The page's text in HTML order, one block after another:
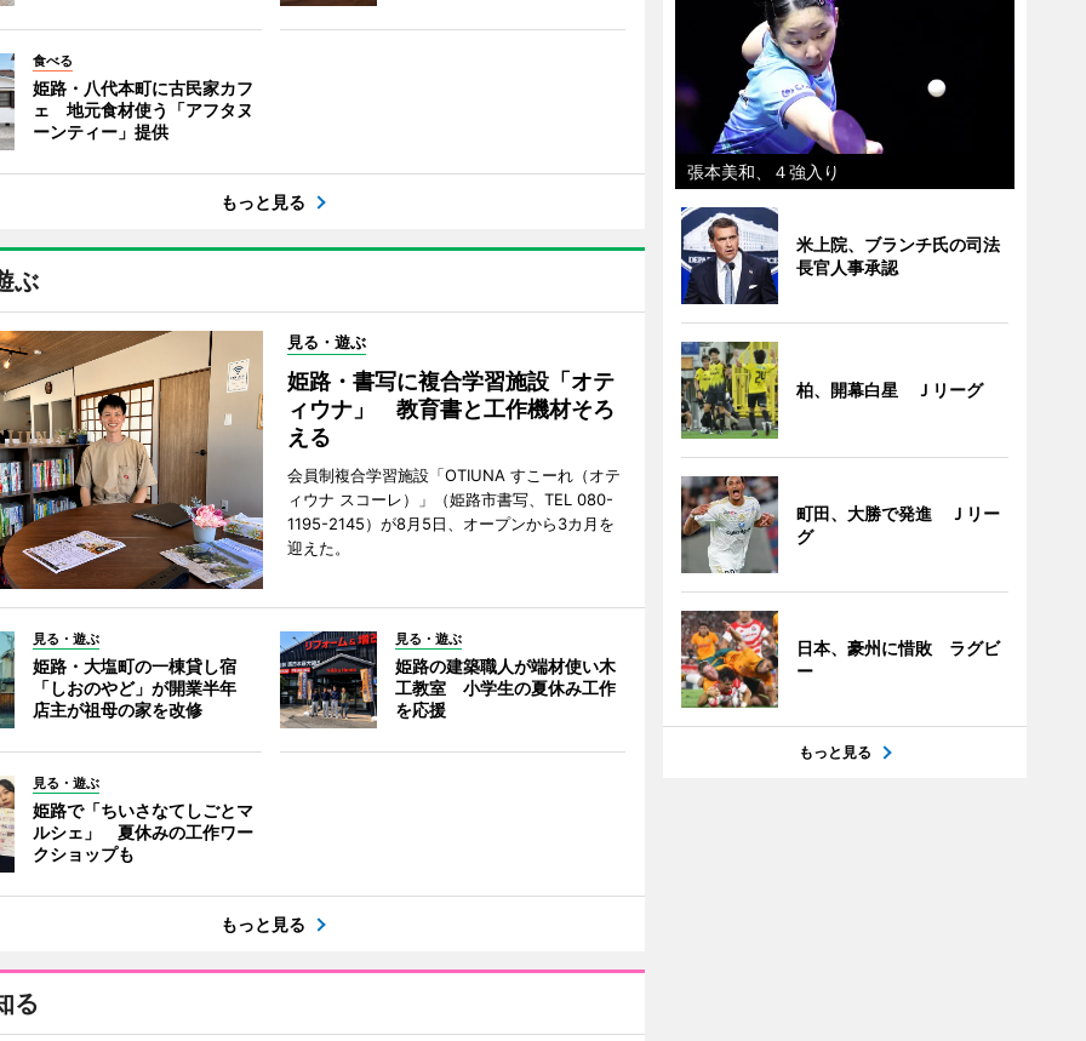
食べる
姫路・八代本町に古民家カフ
ェ 地元食材使う「アフタヌ
ーンティー」提供
もっと見る
ぶ
見る・遊ぶ
姫路・書写に複合学習施設「オテ
ィウナ」 教育書と工作機材そろ
える
会員制複合学習施設「OTIUNA すこーれ（オテ
ィウナ スコーレ）」（姫路市書写、TEL 080-
1195-2145）が8月5日、オープンから3カ月を
迎えた。
見る・遊ぶ
姫路・大塩町の一棟貸し宿
「しおのやど」が開業半年
店主が祖母の家を改修
見る・遊ぶ
姫路の建築職人が端材使い木
工教室 小学生の夏休み工作
を応援
見る・遊ぶ
姫路で「ちいさなてしごとマ
ルシェ」 夏休みの工作ワー
クショップも
もっと見る
る
張本美和、４強入り
米上院、ブランチ氏の司法
長官人事承認
柏、開幕白星 Ｊリーグ
町田、大勝で発進 Ｊリー
グ
日本、豪州に惜敗 ラグビ
ー
もっと見る